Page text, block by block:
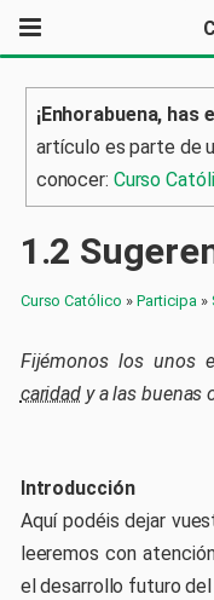
¡Enhorabuena,
artículo es parte de
conocer: Curso
1 .2
Curso Católico »Participa »
Fijémonos los unos
caridad y a las buenas
Introducción
Aquí podéis dejar
leeremos con
el desarrollo futuro